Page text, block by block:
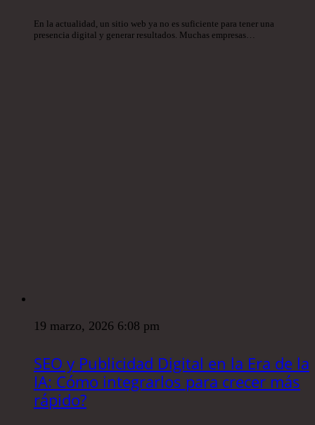
En la actualidad, un sitio web ya no es suficiente para tener una
presencia digital y generar resultados. Muchas empresas…
19 marzo, 2026 6:08 pm
SEO y Publicidad Digital en la Era de la
IA: Cómo integrarlos para crecer más
rápido?